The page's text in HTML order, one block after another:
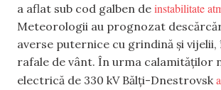
a aflat sub cod galben de instabilitate
Meteorologii au prognozat
averse puternice cu grindină și
rafale de vânt. În urma calamităților
electrică de 330 kV Bălți-Dnestrovsk